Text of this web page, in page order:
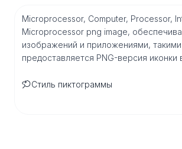
Microprocessor, Computer, Processor,
Microprocessor png image,
изображений и приложениями,
предоставляется PNG-версия
Стиль пиктограммы